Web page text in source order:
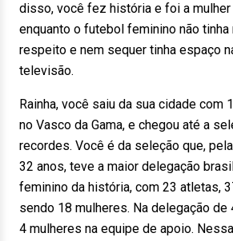
disso, você fez história e foi a
enquanto o futebol feminino não
respeito e nem sequer tinha espaço
televisão.
Rainha, você saiu da sua cidade com
no Vasco da Gama, e chegou até a
recordes. Você é da seleção que,
32 anos, teve a maior delegação
feminino da história, com 23 atletas,
sendo 18 mulheres. Na delegação de
4 mulheres na equipe de apoio.